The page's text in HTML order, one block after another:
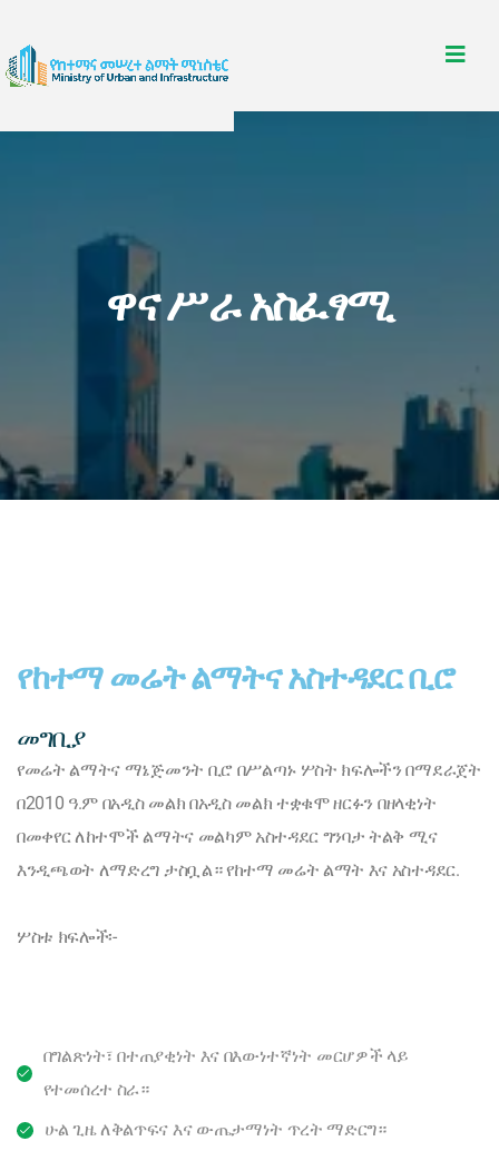
ዋና ሥራ አስፈፃሚ
የከተማ መሬት ልማትና አስተዳደር ቢሮ
መግቢያ
የመሬት ልማትና ማኔጅመንት ቢሮ በሥልጣኑ ሦስት ክፍሎችን በማደራጀት
በ2010 ዓ.ም በአዲስ መልክ በአዲስ መልክ ተቋቁሞ ዘርፉን በዘላቂነት
በመቀየር ለከተሞች ልማትና መልካም አስተዳደር ግንባታ ትልቅ ሚና
እንዲጫወት ለማድረግ ታስቧል። የከተማ መሬት ልማት እና አስተዳደር.
ሦስቱ ክፍሎች፡-
በግልጽነት፣ በተጠያቂነት እና በእውነተኛነት መርሆዎች ላይ
የተመሰረተ ስራ።
ሁል ጊዜ ለቅልጥፍና እና ውጤታማነት ጥረት ማድርግ።